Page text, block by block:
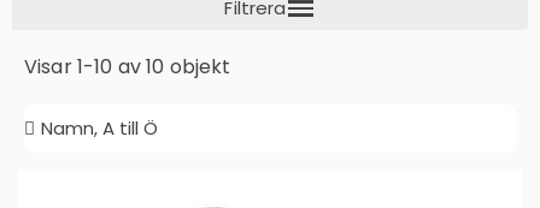
Visar 1-10 av 10 objekt